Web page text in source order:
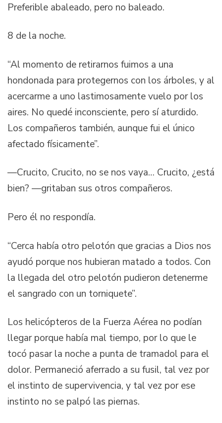
Preferible abaleado, pero no baleado.
8 de la noche.
“Al momento de retirarnos fuimos a una
hondonada para protegernos con los árboles, y al
acercarme a uno lastimosamente vuelo por los
aires. No quedé inconsciente, pero sí aturdido.
Los compañeros también, aunque fui el único
afectado físicamente”.
—Crucito, Crucito, no se nos vaya… Crucito, ¿está
bien? —gritaban sus otros compañeros.
Pero él no respondía.
“Cerca había otro pelotón que gracias a Dios nos
ayudó porque nos hubieran matado a todos. Con
la llegada del otro pelotón pudieron detenerme
el sangrado con un torniquete”.
Los helicópteros de la Fuerza Aérea no podían
llegar porque había mal tiempo, por lo que le
tocó pasar la noche a punta de tramadol para el
dolor. Permaneció aferrado a su fusil, tal vez por
el instinto de supervivencia, y tal vez por ese
instinto no se palpó las piernas.